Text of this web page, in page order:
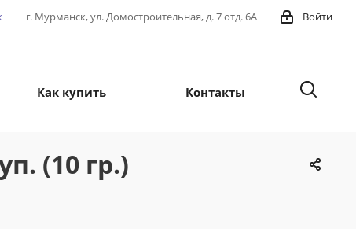
Войти
г. Мурманск, ул. Домостроительная, д. 7 отд. 6А
Как купить Контакты
(10 гр.)